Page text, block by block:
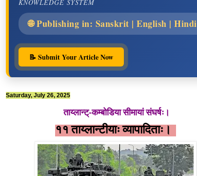
KNOWLEDGE SYSTEM
🌐 Publishing in: Sanskrit | English | Hindi
📝 Submit Your Article Now
Saturday, July 26, 2025
ताय्लान्ट्-कम्बोडिया सीमायां संघर्षः।
११ ताय्लान्टीयाः व्यापादिताः।